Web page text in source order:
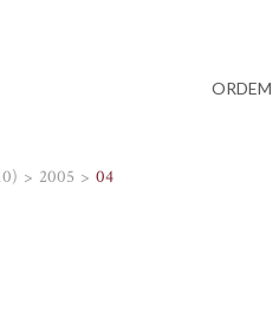
ORDEM
2005 04